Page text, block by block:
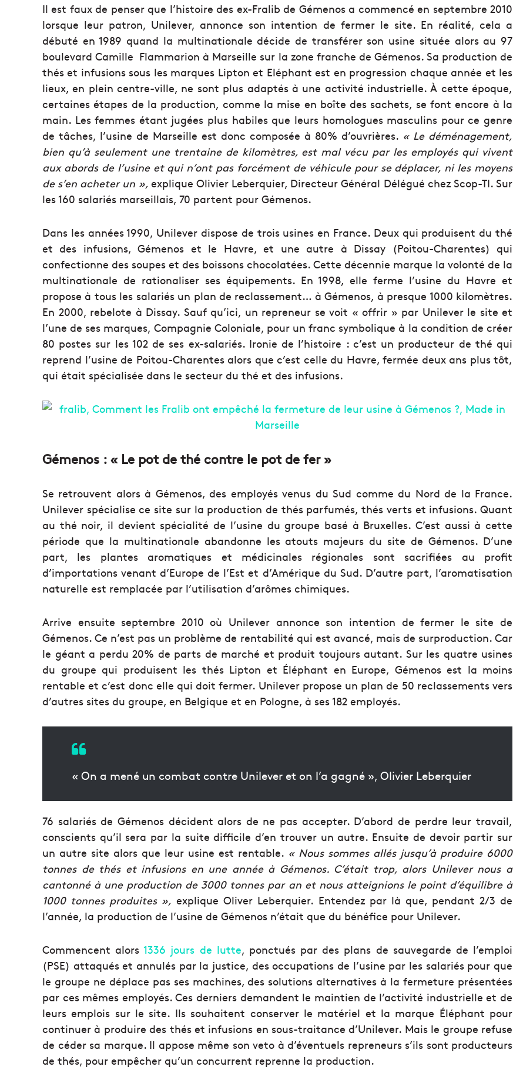
Il est faux de penser que l’histoire des ex-Fralib de Gémenos a commencé en septembre 2010
lorsque leur patron, Unilever, annonce son intention de fermer le site. En réalité, cela a
débuté en 1989 quand la multinationale décide de transférer son usine située alors au 97
boulevard Camille Flammarion à Marseille sur la zone franche de Gémenos. Sa production de
thés et infusions sous les marques Lipton et Eléphant est en progression chaque année et les
lieux, en plein centre-ville, ne sont plus adaptés à une activité industrielle. À cette époque,
certaines étapes de la production, comme la mise en boîte des sachets, se font encore à la
main. Les femmes étant jugées plus habiles que leurs homologues masculins pour ce genre
de tâches, l’usine de Marseille est donc composée à 80% d’ouvrières. « Le déménagement,
bien qu’à seulement une trentaine de kilomètres, est mal vécu par les employés qui vivent
aux abords de l’usine et qui n’ont pas forcément de véhicule pour se déplacer, ni les moyens
de s’en acheter un », explique Olivier Leberquier, Directeur Général Délégué chez Scop-TI. Sur
les 160 salariés marseillais, 70 partent pour Gémenos.
Dans les années 1990, Unilever dispose de trois usines en France. Deux qui produisent du thé
et des infusions, Gémenos et le Havre, et une autre à Dissay (Poitou-Charentes) qui
confectionne des soupes et des boissons chocolatées. Cette décennie marque la volonté de la
multinationale de rationaliser ses équipements. En 1998, elle ferme l’usine du Havre et
propose à tous les salariés un plan de reclassement… à Gémenos, à presque 1000 kilomètres.
En 2000, rebelote à Dissay. Sauf qu’ici, un repreneur se voit « offrir » par Unilever le site et
l’une de ses marques, Compagnie Coloniale, pour un franc symbolique à la condition de créer
80 postes sur les 102 de ses ex-salariés. Ironie de l’histoire : c’est un producteur de thé qui
reprend l’usine de Poitou-Charentes alors que c’est celle du Havre, fermée deux ans plus tôt,
qui était spécialisée dans le secteur du thé et des infusions.
Gémenos : « Le pot de thé contre le pot de fer »
Se retrouvent alors à Gémenos, des employés venus du Sud comme du Nord de la France.
Unilever spécialise ce site sur la production de thés parfumés, thés verts et infusions. Quant
au thé noir, il devient spécialité de l’usine du groupe basé à Bruxelles. C’est aussi à cette
période que la multinationale abandonne les atouts majeurs du site de Gémenos. D’une
part, les plantes aromatiques et médicinales régionales sont sacrifiées au profit
d’importations venant d’Europe de l’Est et d’Amérique du Sud. D’autre part, l’aromatisation
naturelle est remplacée par l’utilisation d’arômes chimiques.
Arrive ensuite septembre 2010 où Unilever annonce son intention de fermer le site de
Gémenos. Ce n’est pas un problème de rentabilité qui est avancé, mais de surproduction. Car
le géant a perdu 20% de parts de marché et produit toujours autant. Sur les quatre usines
du groupe qui produisent les thés Lipton et Éléphant en Europe, Gémenos est la moins
rentable et c’est donc elle qui doit fermer. Unilever propose un plan de 50 reclassements vers
d’autres sites du groupe, en Belgique et en Pologne, à ses 182 employés.
« On a mené un combat contre Unilever et on l’a gagné », Olivier Leberquier
76 salariés de Gémenos décident alors de ne pas accepter. D’abord de perdre leur travail,
conscients qu’il sera par la suite difficile d’en trouver un autre. Ensuite de devoir partir sur
un autre site alors que leur usine est rentable. « Nous sommes allés jusqu’à produire 6000
tonnes de thés et infusions en une année à Gémenos. C’était trop, alors Unilever nous a
cantonné à une production de 3000 tonnes par an et nous atteignions le point d’équilibre à
1000 tonnes produites », explique Oliver Leberquier. Entendez par là que, pendant 2/3 de
l’année, la production de l’usine de Gémenos n’était que du bénéfice pour Unilever.
Commencent alors1336 jours de lutte, ponctués par des plans de sauvegarde de l’emploi
(PSE) attaqués et annulés par la justice, des occupations de l’usine par les salariés pour que
le groupe ne déplace pas ses machines, des solutions alternatives à la fermeture présentées
par ces mêmes employés. Ces derniers demandent le maintien de l’activité industrielle et de
leurs emplois sur le site. Ils souhaitent conserver le matériel et la marque Éléphant pour
continuer à produire des thés et infusions en sous-traitance d’Unilever. Mais le groupe refuse
de céder sa marque. Il appose même son veto à d’éventuels repreneurs s’ils sont producteurs
de thés, pour empêcher qu’un concurrent reprenne la production.